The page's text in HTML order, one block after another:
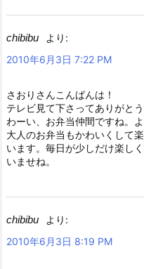
chibibu
より:
2010年6月3日 7:22 PM
さおりさんこんばんは！
テレビ見て下さってありがとう
わーい、お弁当仲間ですね。
大人のお弁当もかわいくして
います。毎日が少しだけ楽し
いませね。
chibibu
より:
2010年6月3日 8:19 PM